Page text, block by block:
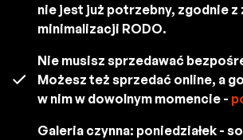
nie jest już potrzebny, zgodnie z
minimalizacji RODO.
Nie musisz sprzedawać
Możesz też sprzedać online, a
w nim w dowolnym momencie -
Galeria czynna: poniedziałek -